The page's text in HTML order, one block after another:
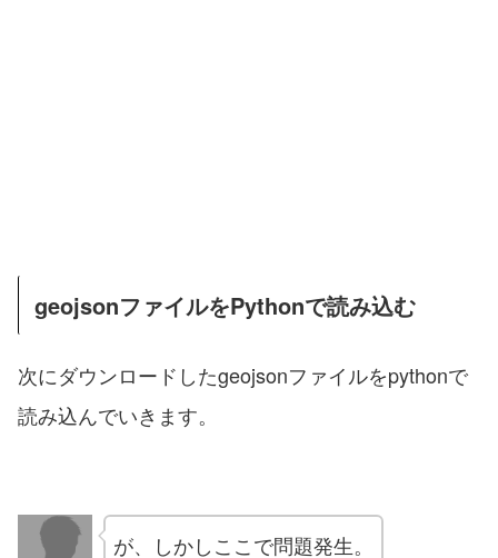
geojsonファイルをPythonで読み込む
次にダウンロードしたgeojsonファイルをpythonで
読み込んでいきます。
が、しかしここで問題発生。